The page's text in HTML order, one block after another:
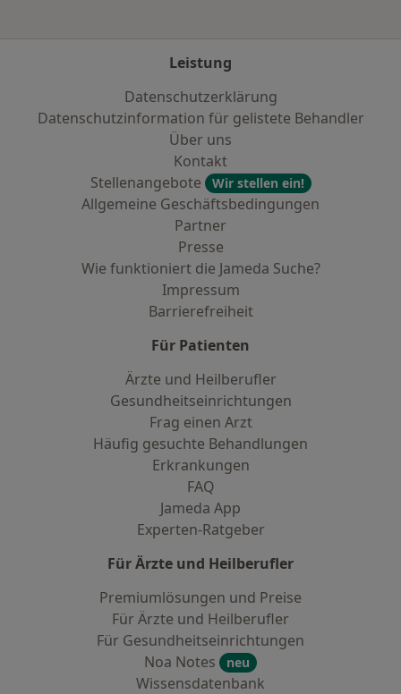
Leistung
Datenschutzerklärung
Datenschutzinformation für gelistete Behandler
Über uns
Kontakt
Stellenangebote
Wir stellen ein!
Allgemeine Geschäftsbedingungen
Partner
Presse
Wie funktioniert die Jameda Suche?
Impressum
Barrierefreiheit
Für Patienten
Ärzte und Heilberufler
Gesundheitseinrichtungen
Frag einen Arzt
Häufig gesuchte Behandlungen
Erkrankungen
FAQ
Jameda App
Experten-Ratgeber
Für Ärzte und Heilberufler
Premiumlösungen und Preise
Für Ärzte und Heilberufler
Für Gesundheitseinrichtungen
Noa Notes
neu
Wissensdatenbank